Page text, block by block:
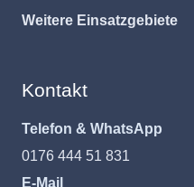
Weitere Einsatzgebiete
Kontakt
Telefon & WhatsApp
0176 444 51 831
E-Mail